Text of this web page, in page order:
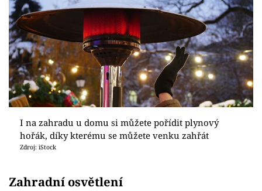
I na zahradu u domu si můžete pořídit plynový
hořák, díky kterému se můžete venku zahřát
Zdroj: iStock
Zahradní osvětlení